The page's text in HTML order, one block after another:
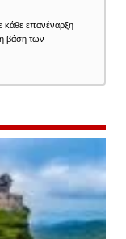
κάθε επανέναρξη
βάση των